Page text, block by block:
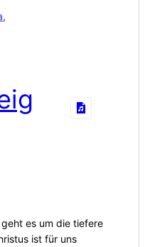
,
es um die tiefere
ist für uns